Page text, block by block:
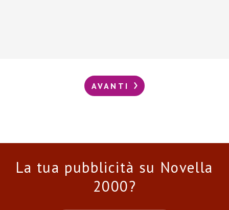
AVANTI
La tua pubblicità su Novella
2000?